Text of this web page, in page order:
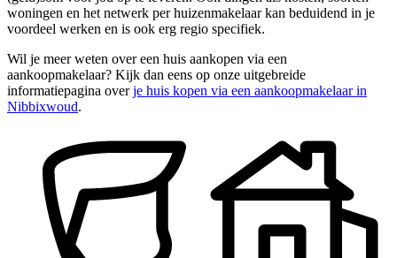
woningen en het netwerk per huizenmakelaar kan beduidend in je
voordeel werken en is ook erg regio specifiek.
Wil je meer weten over een huis aankopen via een
aankoopmakelaar? Kijk dan eens op onze uitgebreide
informatiepagina overje huis kopen via een aankoopmakelaar in
Nibbixwoud.